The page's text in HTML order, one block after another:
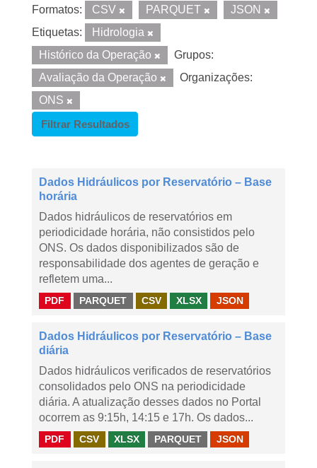
Formatos: CSV PARQUET
JSON
Etiquetas:
Hidrologia
Histórico da Operação
Grupos:
Avaliação da Operação
Organizações:
ONS
Filtrar Resultados
Dados Hidráulicos por Reservatório – Base
horária
Dados hidráulicos de reservatórios em
periodicidade horária, não consistidos pelo
ONS. Os dados disponibilizados são de
responsabilidade dos agentes de geração e
refletem uma...
PDF PARQUET CSV XLSX JSON
Dados Hidráulicos por Reservatório – Base
diária
Dados hidráulicos verificados de reservatórios
consolidados pelo ONS na periodicidade
diária. A atualização desses dados no Portal
ocorrem as 9:15h, 14:15 e 17h. Os dados...
PDF CSV XLSX PARQUET JSON